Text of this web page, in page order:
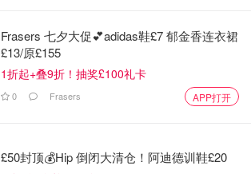
Frasers 七夕大促💕adidas鞋£7 郁金香连衣裙
£13/原£155
1折起+叠9折！抽奖£100礼卡
0 Frasers APP打开
£50封顶💰Hip 倒闭大清仓！阿迪德训鞋£20